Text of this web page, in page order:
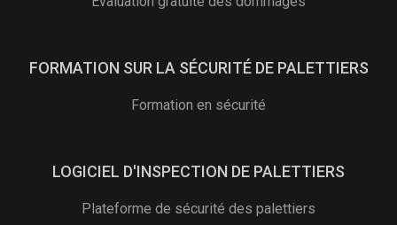
FORMATION SUR LA SÉCURITÉ DE PALETTIERS
Formation en sécurité
LOGICIEL D'INSPECTION DE PALETTIERS
Plateforme de sécurité des palettiers